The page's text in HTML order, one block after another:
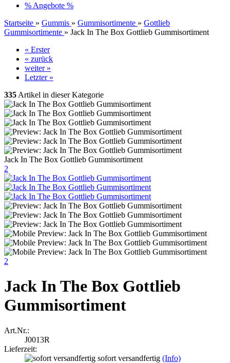
% Angebote %
Startseite » Gummis » Gummisortimente » Gottlieb
Gummisortimente » Jack In The Box Gottlieb Gummisortiment
« Erster
« zurück
weiter »
Letzter »
335 Artikel in dieser Kategorie
Jack In The Box Gottlieb Gummisortiment
2
2
Jack In The Box Gottlieb
Gummisortiment
Art.Nr.:
J0013R
Lieferzeit:
sofort versandfertig (Info)